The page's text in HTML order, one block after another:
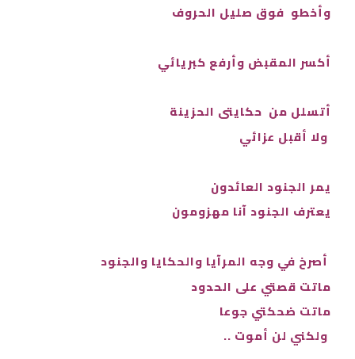
وأخطو فوق صليل الحروف
أكسر المقبض وأرفع كبريائي
أتسلل من حكايتى الحزينة
ولا أقبل عزائي
يمر الجنود العائدون
يعترف الجنود آنا مهزومون
أصرخ في وجه المرآيا والحكايا والجنود
ماتت قصتي على الحدود
ماتت ضحكتي جوعا
ولكني لن أموت ..